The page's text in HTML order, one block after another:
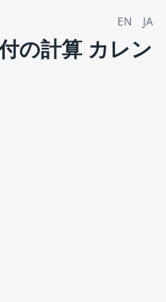
EN JA
の計算 カレン